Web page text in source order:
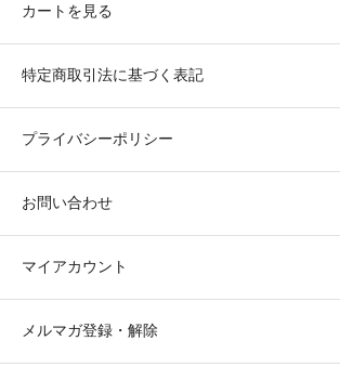
カートを見る
特定商取引法に基づく表記
プライバシーポリシー
お問い合わせ
マイアカウント
メルマガ登録・解除